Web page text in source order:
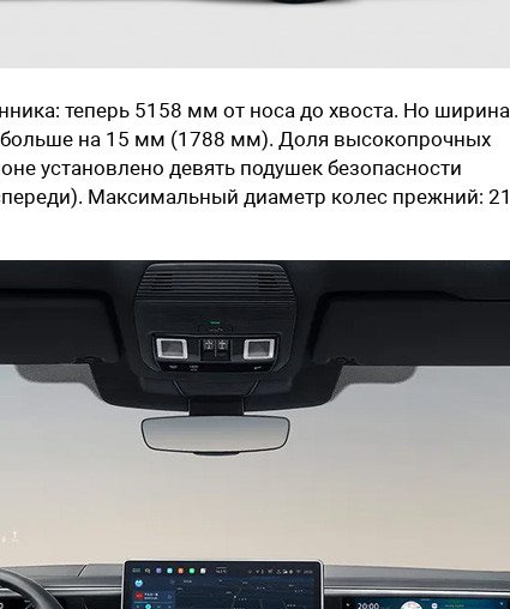
теперь 5158 мм от носа до хвоста. Но ширина
на 15 мм (1788 мм). Доля высокопрочных
установлено девять подушек безопасности
Максимальный диаметр колес прежний: 21